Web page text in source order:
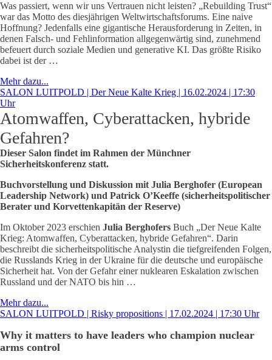
Was passiert, wenn wir uns Vertrauen nicht leisten? „Rebuilding Trust“
war das Motto des diesjährigen Weltwirtschaftsforums. Eine naive
Hoffnung? Jedenfalls eine gigantische Herausforderung in Zeiten, in
denen Falsch- und Fehlinformation allgegenwärtig sind, zunehmend
befeuert durch soziale Medien und generative KI. Das größte Risiko
dabei ist der …
Mehr dazu...
SALON LUITPOLD | Der Neue Kalte Krieg | 16.02.2024 | 17:30
Uhr
Atomwaffen, Cyberattacken, hybride
Gefahren?
Dieser Salon findet im Rahmen der Münchner
Sicherheitskonferenz statt.
Buchvorstellung und Diskussion mit Julia Berghofer (European
Leadership Network) und Patrick O’Keeffe (sicherheitspolitischer
Berater und Korvettenkapitän der Reserve)
Im Oktober 2023 erschien Julia Berghofers Buch „Der Neue Kalte
Krieg: Atomwaffen, Cyberattacken, hybride Gefahren“. Darin
beschreibt die sicherheitspolitische Analystin die tiefgreifenden Folgen,
die Russlands Krieg in der Ukraine für die deutsche und europäische
Sicherheit hat. Von der Gefahr einer nuklearen Eskalation zwischen
Russland und der NATO bis hin …
Mehr dazu...
SALON LUITPOLD | Risky propositions | 17.02.2024 | 17:30 Uhr
Why it matters to have leaders who champion nuclear
arms control